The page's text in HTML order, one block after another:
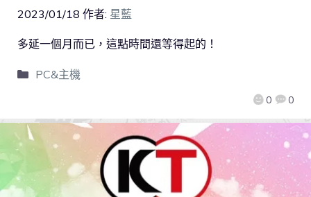
2023/01/18 作者: 星藍
0 0
多延一個月而已，這點時間還等得起的！
PC&主機